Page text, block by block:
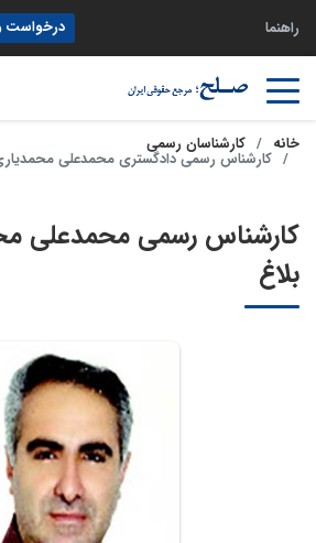
راهنما درخواست
خانه کارشناسان رسمی
کارشناس رسمی دادگستری محمدعلی
کارشناس رسمی محمدعلی
بلاغ